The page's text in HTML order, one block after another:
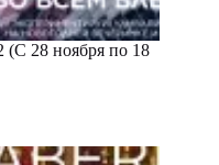
(С 28 ноября по 18